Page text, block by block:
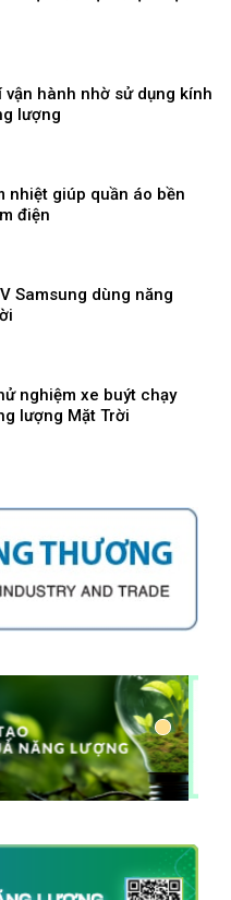
vận hành nhờ sử dụng kính
lượng
nhiệt giúp quần áo bền
điện
Samsung dùng năng
nghiệm xe buýt chạy
lượng Mặt Trời